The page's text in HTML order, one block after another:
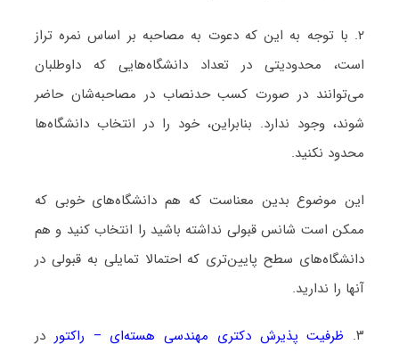
۲. با توجه به این که دعوت به مصاحبه بر اساس نمره تراز
است، محدودیتی در تعداد دانشگاه‌هایی که داوطلبان
می‌توانند در صورت کسب حدنصاب در مصاحبه‌شان حاضر
شوند، وجود ندارد. بنابراین، خود را در انتخاب دانشگاه‌ها
محدود نکنید.
این موضوع بدین معناست که هم دانشگاه‌های خوبی که
ممکن است شانس قبولی نداشته باشید را انتخاب کنید و هم
دانشگاه‌های سطح پایین‌تری که احتمالا تمایلی به قبولی در
آنها را ندارید.
۳. ظرفیت پذیرش دکتری مهندسی هسته‌ای – راکتور در